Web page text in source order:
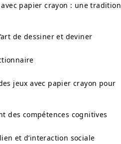
avec papier crayon : une tradition
de dessiner et deviner
jeux avec papier crayon pour
des compétences cognitives
et d’interaction sociale